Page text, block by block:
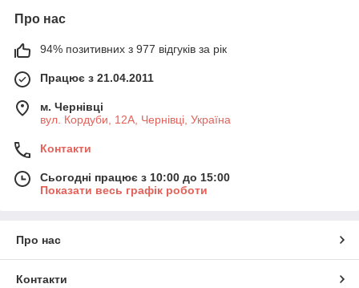
Про нас
94% позитивних з 977 відгуків за рік
Працює з 21.04.2011
м. Чернівці
вул. Кордуби, 12А, Чернівці, Україна
Контакти
Сьогодні працює з 10:00 до 15:00
Показати весь графік роботи
Про нас
Контакти